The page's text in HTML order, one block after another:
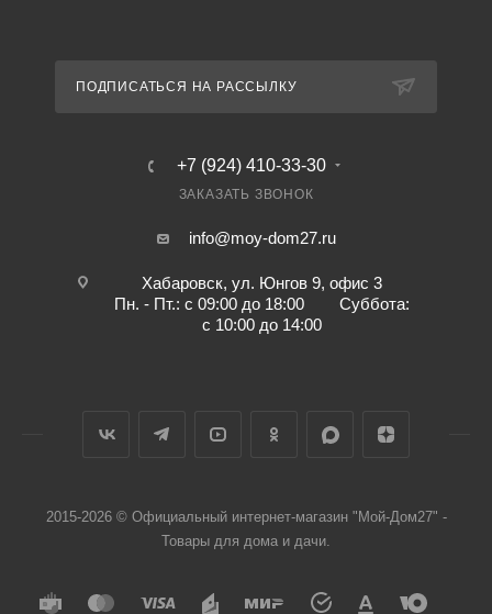
ПОДПИСАТЬСЯ НА РАССЫЛКУ
+7 (924) 410-33-30
ЗАКАЗАТЬ ЗВОНОК
info@moy-dom27.ru
Хабаровск, ул. Юнгов 9, офис 3
Пн. - Пт.: с 09:00 до 18:00 Суббота:
с 10:00 до 14:00
2015-2026 © Официальный интернет-магазин "Мой-Дом27" -
Товары для дома и дачи.